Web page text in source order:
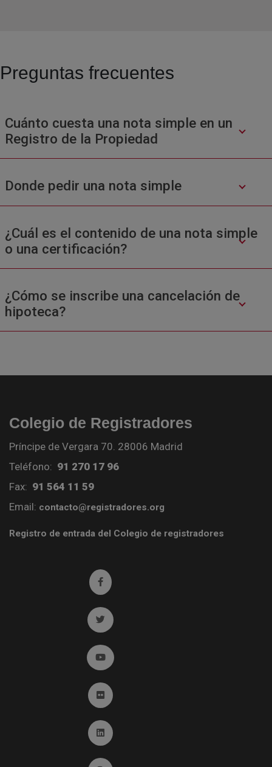
Preguntas frecuentes
Cuánto cuesta una nota simple en un
Registro de la Propiedad
Donde pedir una nota simple
¿Cuál es el contenido de una nota simple
o una certificación?
¿Cómo se inscribe una cancelación de
hipoteca?
Colegio de Registradores
Príncipe de Vergara 70. 28006 Madrid
Teléfono: 91 270 17 96
Fax: 91 564 11 59
Email: contacto@registradores.org
Registro de entrada del Colegio de registradores
Ir a facebook (abre en ventana nueva)
Ir a twitter (abre en ventana nueva)
Ir a YouTube (abre en ventana nueva)
Ir a Flickr (abre en ventana nueva)
Ir a Linkedin (abre en ventana nueva)